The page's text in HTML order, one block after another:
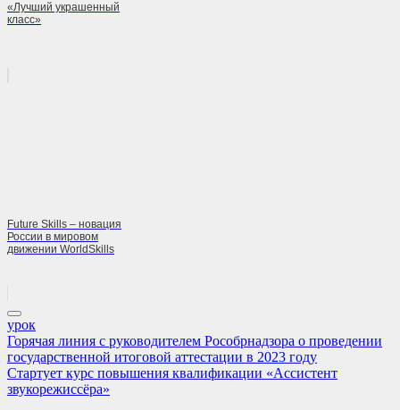
«Лучший украшенный
класс»
Future Skills – новация
России в мировом
движении WorldSkills
урок
Навигация
по
записям
Previous
Post:
Горячая линия с руководителем Рособрнадзора о проведении
государственной итоговой аттестации в 2023 году
Next
Post:
Стартует курс повышения квалификации «Ассистент
звукорежиссёра»